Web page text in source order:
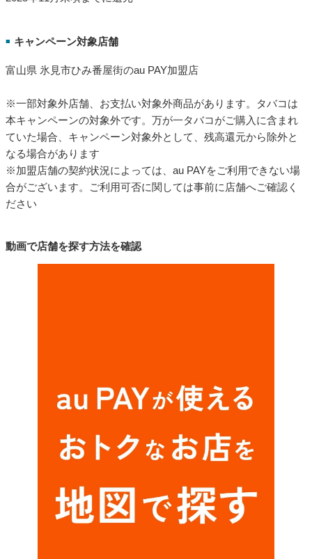
■ キャンペーン対象店舗
富山県 氷見市ひみ番屋街のau PAY加盟店
※一部対象外店舗、お支払い対象外商品があります。タバコは
本キャンペーンの対象外です。万が一タバコがご購入に含まれ
ていた場合、キャンペーン対象外として、残高還元から除外と
なる場合があります
※加盟店舗の契約状況によっては、au PAYをご利用できない場
合がございます。ご利用可否に関しては事前に店舗へご確認く
ださい
動画で店舗を探す方法を確認